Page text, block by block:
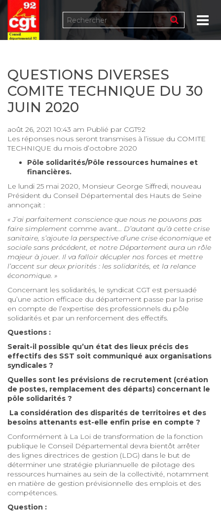
QUESTIONS DIVERSES
COMITE TECHNIQUE DU 30
JUIN 2020
août 26, 2021 10:43 am Publié par CGT92
Les réponses nous seront transmises à l’issue du COMITE
TECHNIQUE du mois d’octobre 2020
Pôle solidarités/Pôle ressources humaines et
financières.
Le lundi 25 mai 2020, Monsieur George Siffredi, nouveau
Président du Conseil Départemental des Hauts de Seine
annonçait :
« J’ai parfaitement conscience que nous ne pouvons pas
faire simplement comme avant… D’autant qu’à cette crise
sanitaire, s’ajoute la perspective d’une crise économique et
sociale sans précédent, et notre Département aura un rôle
majeur à jouer. Il va falloir décupler nos forces et mettre
l’accent sur deux priorités : les solidarités, et la relance
économique. »
Concernant les solidarités, le syndicat CGT est persuadé
qu’une action efficace du département passe par la prise
en compte de l’expertise des professionnels du pôle
solidarités et par un renforcement des effectifs.
Questions :
Serait-il possible qu’un état des lieux précis des
effectifs des SST soit communiqué aux organisations
syndicales ?
Quelles sont les prévisions de recrutement (création
de postes, remplacement des départs) concernant le
pôle solidarités ?
La considération des disparités de territoires et des
besoins attenants est-elle enfin prise en compte ?
Conformément à La Loi de transformation de la fonction
publique le Conseil Départemental devra bientôt arrêter
des lignes directrices de gestion (LDG) dans le but de
déterminer une stratégie pluriannuelle de pilotage des
ressources humaines au sein de la collectivité, notamment
en matière de gestion prévisionnelle des emplois et des
compétences.
Question :